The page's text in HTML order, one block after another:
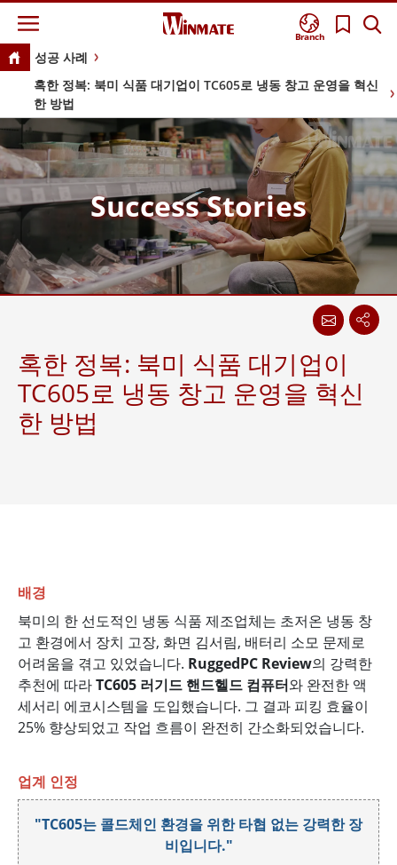
Branch
성공 사례
혹한 정복: 북미 식품 대기업이 TC605로 냉동 창고 운영을 혁신
한 방법
Success Stories
혹한 정복: 북미 식품 대기업이
TC605로 냉동 창고 운영을 혁신
한 방법
배경
북미의 한 선도적인 냉동 식품 제조업체는 초저온 냉동 창
고 환경에서 장치 고장, 화면 김서림, 배터리 소모 문제로
어려움을 겪고 있었습니다. RuggedPC Review의 강력한
추천에 따라TC605 러기드 핸드헬드 컴퓨터와 완전한 액
세서리 에코시스템을 도입했습니다. 그 결과 피킹 효율이
25% 향상되었고 작업 흐름이 완전히 간소화되었습니다.
업계 인정
"TC605는 콜드체인 환경을 위한 타협 없는 강력한 장
비입니다."